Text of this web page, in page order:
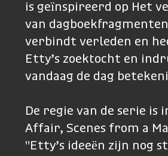
is geïnspireerd op Het
van
verbindt verleden en
Etty’s zoektocht en
vandaag de dag
De regie van de serie is
Affair, Scenes from a
"Etty’s ideeën zijn nog